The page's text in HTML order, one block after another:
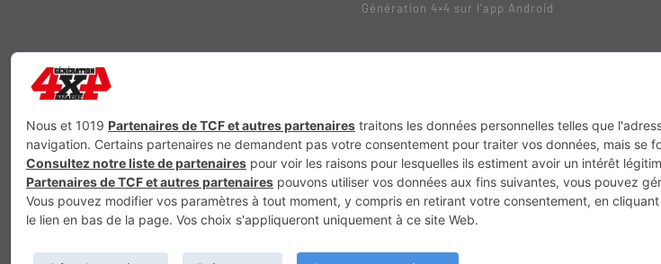
Génération 4×4 sur l’app Android
Génération Electrique Génération Sans Permis VTTAE.fr FullAttack MX2K Enduro Mag Trail Adventure Trial Mag
Depuis 2010 - Un magazine du